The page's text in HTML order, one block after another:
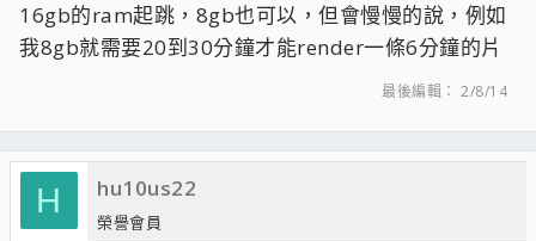
16gb的ram起跳，8gb也可以，但會慢慢的說，例如
我8gb就需要20到30分鐘才能render一條6分鐘的片
最後編輯： 2/8/14
H hu10us22
榮譽會員